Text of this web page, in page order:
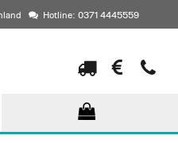
Hotline: 0371 4445559